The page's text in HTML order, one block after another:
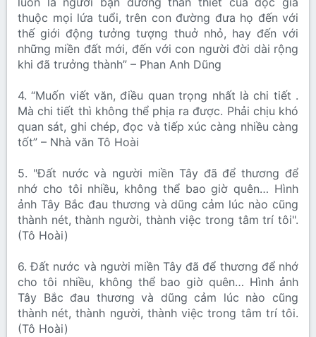
thuộc mọi lứa tuổi, trên con đường đưa họ đến với
thế giới động tưởng tượng thuở nhỏ, hay đến với
những miền đất mới, đến với con người đời dài rộng
khi đã trưởng thành” – Phan Anh Dũng
4. “Muốn viết văn, điều quan trọng nhất là chi tiết .
Mà chi tiết thì không thể phịa ra được. Phải chịu khó
quan sát, ghi chép, đọc và tiếp xúc càng nhiều càng
tốt” – Nhà văn Tô Hoài
5. "Đất nước và người miền Tây đã để thương để
nhớ cho tôi nhiều, không thể bao giờ quên… Hình
ảnh Tây Bắc đau thương và dũng cảm lúc nào cũng
thành nét, thành người, thành việc trong tâm trí tôi".
(Tô Hoài)
6. Đất nước và người miền Tây đã để thương để nhớ
cho tôi nhiều, không thể bao giờ quên… Hình ảnh
Tây Bắc đau thương và dũng cảm lúc nào cũng
thành nét, thành người, thành việc trong tâm trí tôi.
(Tô Hoài)